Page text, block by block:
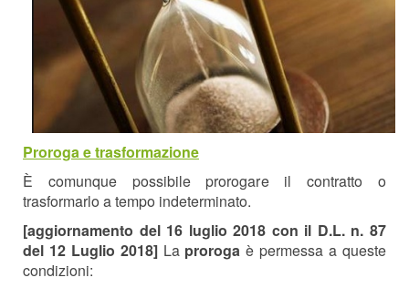
Proroga e trasformazione
È comunque possibile prorogare il contratto o
trasformarlo a tempo indeterminato.
[aggiornamento del 16 luglio 2018 con il D.L. n. 87
del 12 Luglio 2018] La proroga è permessa a queste
condizioni: